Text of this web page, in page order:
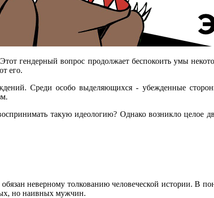
гендерный вопрос продолжает беспокоить умы
его.
Среди особо выделяющихся - убежденные
такую идеологию? Однако возникло
неверному толкованию человеческой истории. В
но наивных мужчин.